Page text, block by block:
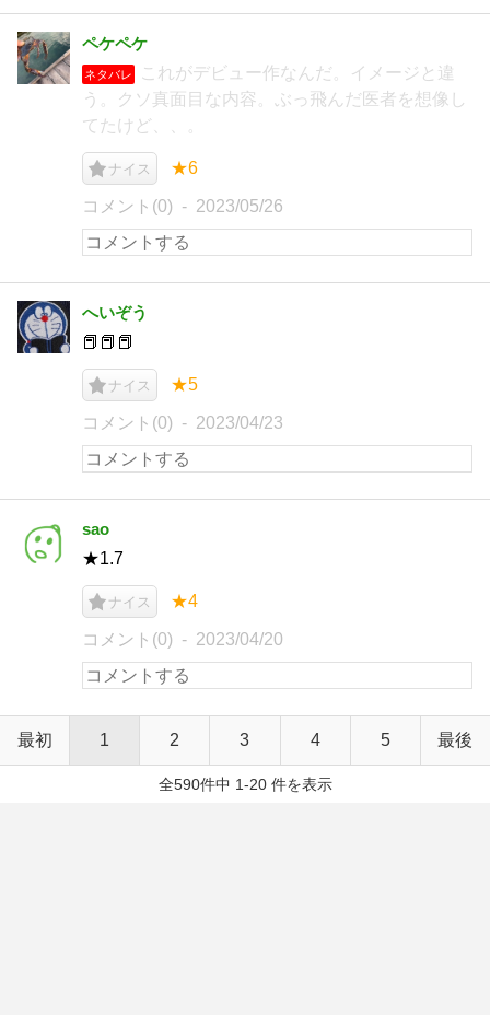
ペケペケ
ネタバレ
これがデビュー作なんだ。イメージと違
う。クソ真面目な内容。ぶっ飛んだ医者を想像し
てたけど、、。
ナイス ★6
コメント(0) 2023/05/26
へいぞう
📕📕📕
ナイス ★5
コメント(0) 2023/04/23
sao
★1.7
ナイス ★4
コメント(0) 2023/04/20
最初 1 2 3 4 5 最後
全590件中 1-20 件を表示